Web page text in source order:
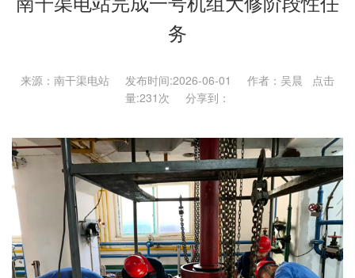
务
来源：南干渠电站 发布时间:2026-06-01 作者：吴晨 点击
量:231次 分享到：